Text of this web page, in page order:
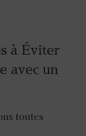
à Éviter
avec un
toutes